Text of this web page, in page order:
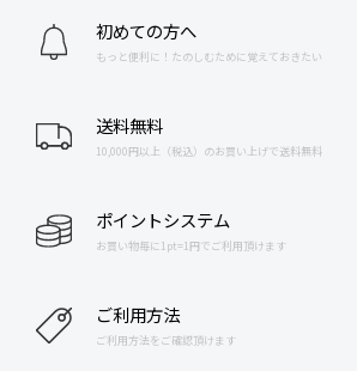
初めての方へ
もっと便利に！たのしむために覚えておきたい
送料無料
10,000円以上（税込）のお買い上げで送料無料
ポイントシステム
お買い物毎に1pt=1円でご利用頂けます
ご利用方法
ご利用方法をご確認頂けます